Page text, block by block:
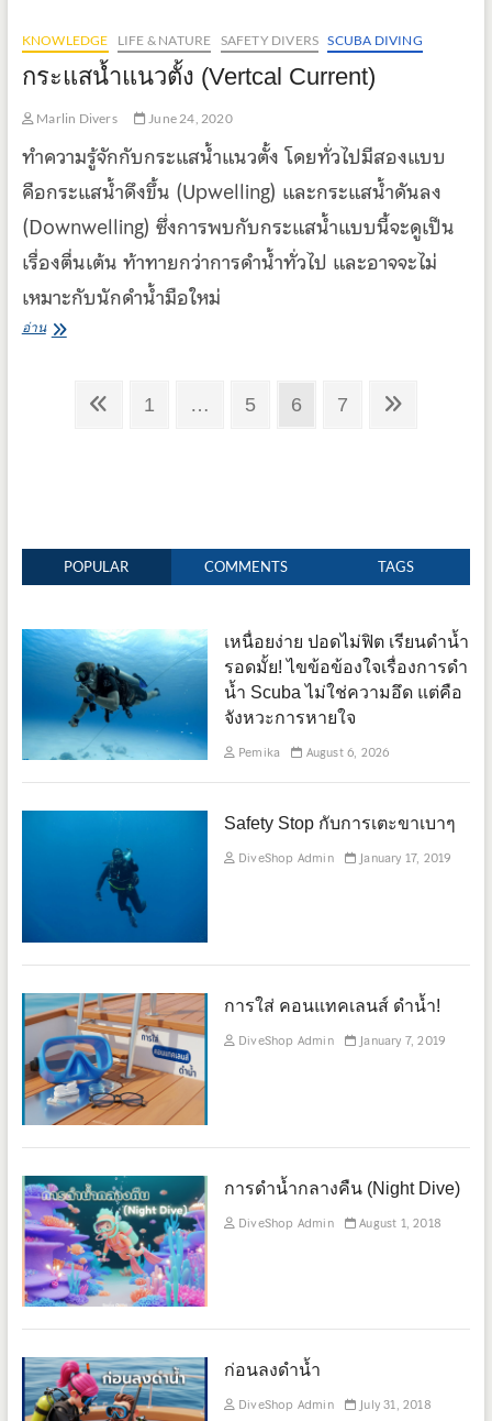
ที่
ควร
มอง
KNOWLEDGE LIFE & NATURE SAFETY DIVERS SCUBA DIVING
กระแสน้ำแนวตั้ง (Vertcal Current)
Marlin Divers June 24, 2020
ทำความรู้จักกับกระแสน้ำแนวตั้ง โดยทั่วไปมีสองแบบ
คือกระแสน้ำดึงขึ้น (Upwelling) และกระแสน้ำดันลง
(Downwelling) ซึ่งการพบกับกระแสน้ำแบบนี้จะดูเป็น
เรื่องตื่นเต้น ท้าทายกว่าการดำน้ำทั่วไป และอาจจะไม่
เหมาะกับนักดำน้ำมือใหม่
อ่านกระแส
Posts
Previous
Page
1 … Page
5 Page
6 Page
7
Next
POPULAR COMMENTS TAGS
เหนื่อยง่าย ปอดไม่ฟิต เรียนดำน้ำ
รอดมั้ย! ไขข้อข้องใจเรื่องการดำ
น้ำ Scuba ไม่ใช่ความอึด แต่คือ
จังหวะการหายใจ
Pemika August 6, 2026
Safety Stop กับการเตะขาเบาๆ
DiveShop Admin January 17, 2019
การใส่ คอนแทคเลนส์ ดำน้ำ!
DiveShop Admin January 7, 2019
การดำน้ำกลางคืน (Night Dive)
DiveShop Admin August 1, 2018
ก่อนลงดำน้ำ
DiveShop Admin July 31, 2018